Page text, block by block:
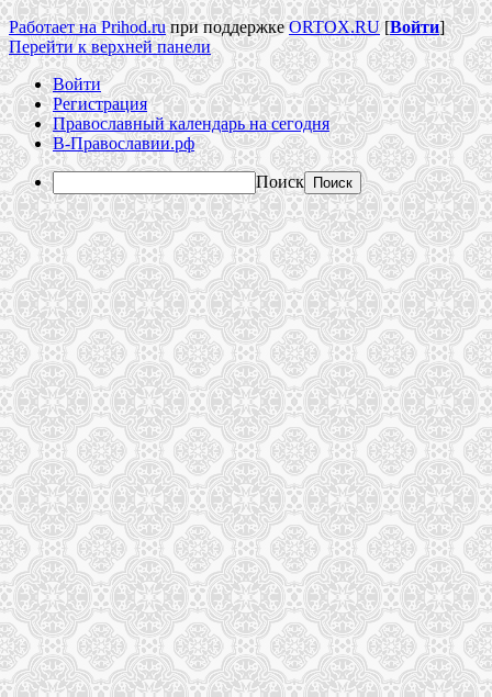
Работает на Prihod.ruпри поддержкеORTOX.RU[Войти]
Перейти к верхней панели
Войти
Регистрация
Православный календарь на сегодня
В-Православии.рф
Поиск